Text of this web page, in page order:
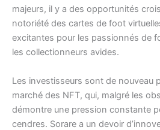
majeurs, il y a des opportunités
notoriété des cartes de foot
excitantes pour les passionnés de
les collectionneurs avides.
Les investisseurs sont de nouveau
marché des NFT, qui, malgré les
démontre une pression constante
cendres. Sorare a un devoir